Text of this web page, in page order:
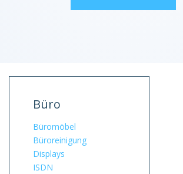
Büro
Büromöbel
Büroreinigung
Displays
ISDN